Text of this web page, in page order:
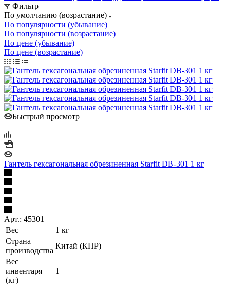
Фильтр
По умолчанию (возрастание)
По популярности (убывание)
По популярности (возрастание)
По цене (убывание)
По цене (возрастание)
Быстрый просмотр
Гантель гексагональная обрезиненная Starfit DB-301 1 кг
Арт.: 45301
Вес
1 кг
Страна
производства
Китай (КНР)
Вес
инвентаря
(кг)
1